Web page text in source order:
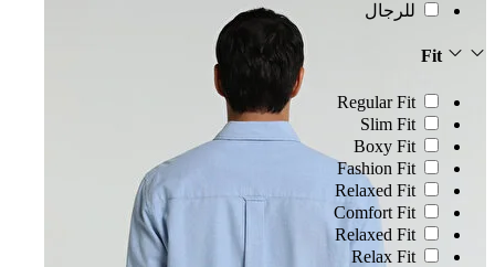
للرجال
Fit
Regular Fit
Slim Fit
Boxy Fit
Fashion Fit
Relaxed Fit
Comfort Fit
Relaxed Fit
Relax Fit